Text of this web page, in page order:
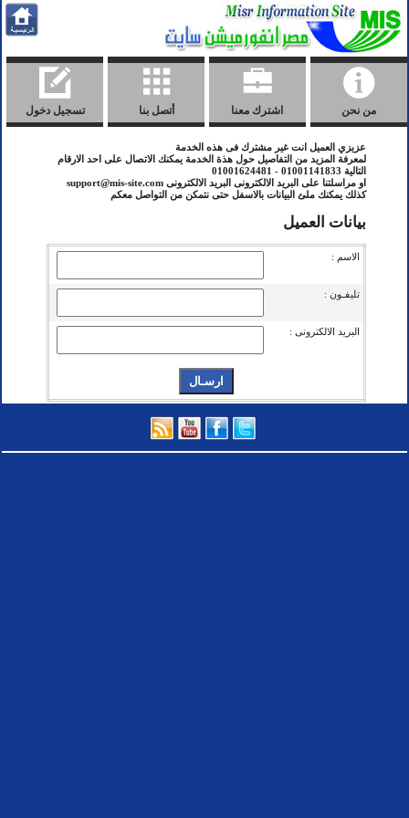
من نحن اشترك معنا أتصل بنا تسجيل دخول
عزيزي العميل انت غير مشترك فى هذه الخدمة
لمعرفة المزيد من التفاصيل حول هذة الخدمة يمكنك الاتصال على احد الارقام
التالية 01001141833 - 01001624481
او مراسلتنا على البريد الالكترونى البريد الالكترونى support@mis-site.com
كذلك يمكنك ملئ البيانات بالاسفل حتى نتمكن من التواصل معكم
بيانات العميل
الاسم :
تليفـون :
البريد الالكترونى :